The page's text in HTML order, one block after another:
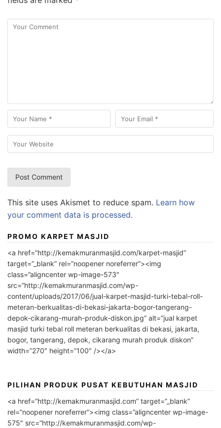
This site uses Akismet to reduce spam. Learn how
your comment data is processed.
PROMO KARPET MASJID
<a href=”http://kemakmuranmasjid.com/karpet-masjid”
target=”_blank” rel=”noopener noreferrer”><img
class=”aligncenter wp-image-573″
src=”http://kemakmuranmasjid.com/wp-
content/uploads/2017/06/jual-karpet-masjid-turki-tebal-roll-
meteran-berkualitas-di-bekasi-jakarta-bogor-tangerang-
depok-cikarang-murah-produk-diskon.jpg” alt=”jual karpet
masjid turki tebal roll meteran berkualitas di bekasi, jakarta,
bogor, tangerang, depok, cikarang murah produk diskon”
width=”270″ height=”100″ /></a>
PILIHAN PRODUK PUSAT KEBUTUHAN MASJID
<a href=”http://kemakmuranmasjid.com” target=”_blank”
rel=”noopener noreferrer”><img class=”aligncenter wp-image-
575″ src=”http://kemakmuranmasjid.com/wp-